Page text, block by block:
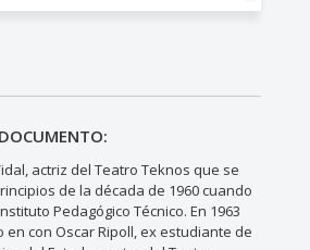
actriz del Teatro Teknos que se
de la década de 1960 cuando
Pedagógico Técnico. En 1963
en con Oscar Ripoll, ex estudiante de